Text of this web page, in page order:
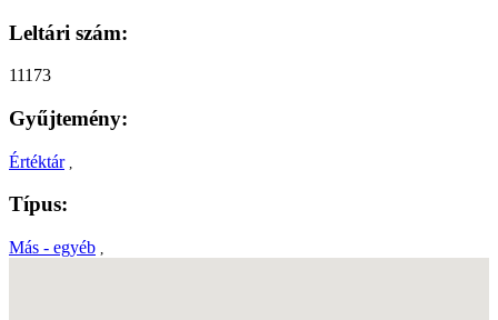
Leltári szám:
11173
Gyűjtemény:
Értéktár
Típus:
Más - egyéb ,